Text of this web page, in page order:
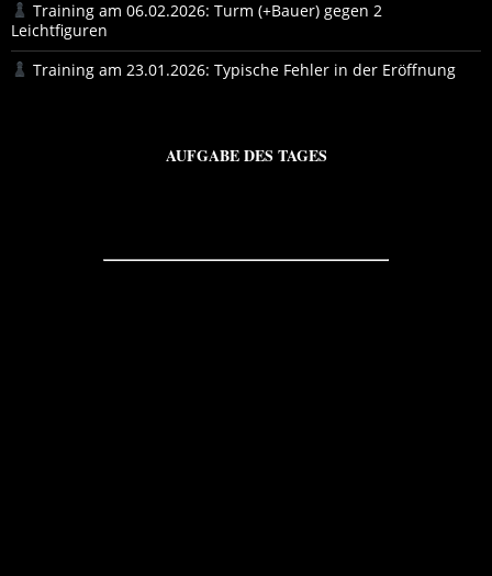
Training am 06.02.2026: Turm (+Bauer) gegen 2
Leichtfiguren
Training am 23.01.2026: Typische Fehler in der Eröffnung
AUFGABE DES TAGES